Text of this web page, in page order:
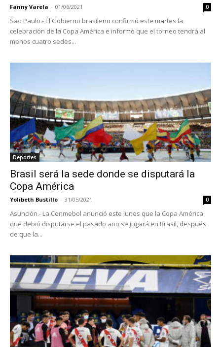
Fanny Varela - 01/06/2021 0
Sao Paulo.- El Gobierno brasileño confirmó este martes la
celebración de la Copa América e informó que el torneo tendrá al
menos cuatro sedes...
Deportes
Brasil será la sede donde se disputará la
Copa América
Yolibeth Bustillo - 31/05/2021 0
Asunción.- La Conmebol anunció este lunes que la Copa América
que debió disputarse el pasado año se jugará en Brasil, después
de que la...